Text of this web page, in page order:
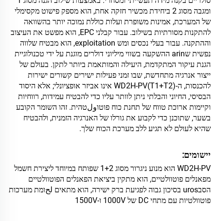
ומגבה מסוג 2 ביחידת מכשיר חזקה אחת, הוא מספק פישוט מקסימלי
של המערכת, אמינות משופרת ועלות כוללת נמוכה יותר בהשוואה
להתקנות מסורתיות בשילוב. עבור קבלני EPC, הוא מפשט את העיצוב
וההתקנה. עבור בעלי נכסים ומש exploitation, הוא מבטיח שלווה
נפשית שarin ההשקעה בשווי מיליוני דולרים מוגנת על ידי טכנולוגיית
הגנת עיקור המתקדמת, היעילה והמותאמת ביותר לתקן. בעולם של
ייצור אנרגיה מתחדשת, שבו זמני פעילות ישירים קשורים ישירות
להכנסות, ה-WD2H-PV(T1+T2) אינו אביזר אופציונלי; אלא היסוד
הבסיסי, החיוני והבלתי ניתן לוותר עליו כדי להבטיח עמידות, רווחיות
וקיימות ארוכת טווח של תחנת כוח פוטוولטהית. זהו השומר הקובע
בשער, שתוכנן כדי לקבוע את גורלו של האנרגיה הזמנית, ולהבטיח
שהיא לעולם לא תגיע ללב מערכת הכוח שלך.
יישומים:
WD2H-PV הוא מנוע ניגרור מסוג 1+2 שפותח במיוחד ליצירת חשמל
מפאנלים פוטוולטיים, הוא מתקין ביציאת הפאנלים הפוטוולטיים
הסבuros בסיכון גבוה לפגיעת ברק ישירה, הוא מתאים
لحומת מערכות
פוטוולטיות עם מתחי DC של 1000V ו-1500V